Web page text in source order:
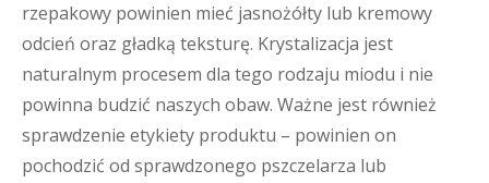
rzepakowy powinien mieć jasnożółty lub kremowy
odcień oraz gładką teksturę. Krystalizacja jest
naturalnym procesem dla tego rodzaju miodu i nie
powinna budzić naszych obaw. Ważne jest również
sprawdzenie etykiety produktu – powinien on
pochodzić od sprawdzonego pszczelarza lub